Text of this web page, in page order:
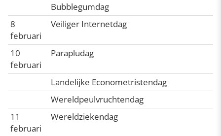
Bubblegumdag
8
februari
Veiliger Internetdag
10
februari
Parapludag
Landelijke Econometristendag
Wereldpeulvruchtendag
11
februari
Wereldziekendag